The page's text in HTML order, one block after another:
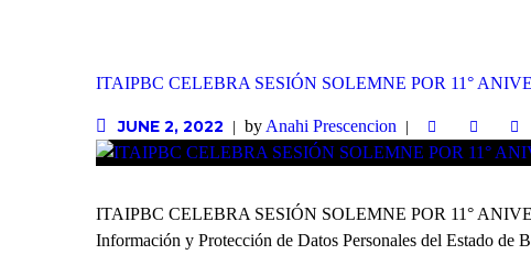
ITAIPBC CELEBRA SESIÓN SOLEMNE POR 11°
JUNE 2, 2022 by Anahi Prescencion
ITAIPBC CELEBRA SESIÓN SOLEMNE POR 11°
Información y Protección de Datos Personales del Estado